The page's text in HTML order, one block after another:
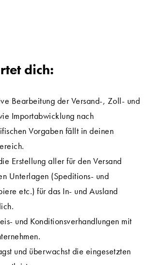
dich:
Bearbeitung der Versand-, Zoll- und
Importabwicklung nach
Vorgaben fällt in deinen
Erstellung aller für den Versand
Unterlagen (Speditions- und
etc.) für das In- und Ausland
und Konditionsverhandlungen mit
und überwachst die eingesetzten